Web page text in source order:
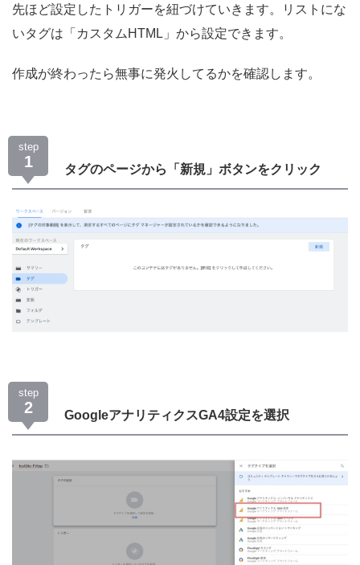
先ほど設定したトリガーを紐づけていきます。リストにな
いタグは「カスタムHTML」から設定できます。
作成が終わったら無事に発火してるかを確認します。
step
1 タグのページから「新規」ボタンをクリック
step
2 GoogleアナリティクスGA4設定を選択